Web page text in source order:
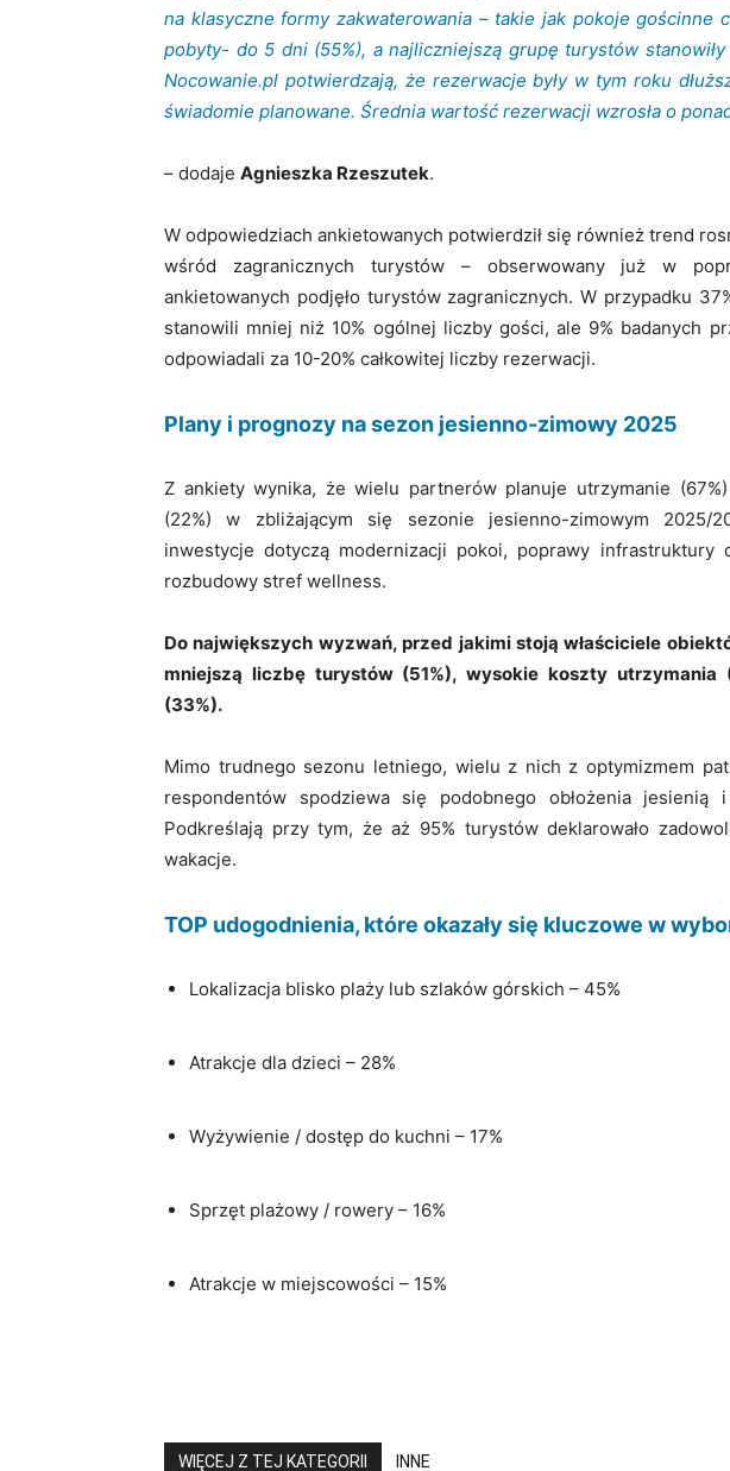
na klasyczne formy zakwaterowania – takie jak pokoje gościnne
pobyty- do 5 dni (55%), a najliczniejszą grupę turystów
Nocowanie.pl potwierdzają, że rezerwacje były w tym roku
świadomie planowane. Średnia wartość rezerwacji wzrosła o
– dodaje Agnieszka Rzeszutek.
W odpowiedziach ankietowanych potwierdził się również trend
wśród zagranicznych turystów – obserwowany już w
ankietowanych podjęło turystów zagranicznych. W przypadku
stanowili mniej niż 10% ogólnej liczby gości, ale 9% badanych
odpowiadali za 10-20% całkowitej liczby rezerwacji.
Plany i prognozy na sezon jesienno-zimowy 2025
Z ankiety wynika, że wielu partnerów planuje utrzymanie
(22%) w zbliżającym się sezonie jesienno-zimowym 2025/
inwestycje dotyczą modernizacji pokoi, poprawy
rozbudowy stref wellness.
Do największych wyzwań, przed jakimi stoją właściciele
mniejszą liczbę turystów (51%), wysokie koszty utrzymania
(33%).
Mimo trudnego sezonu letniego, wielu z nich z optymizmem
respondentów spodziewa się podobnego obłożenia
Podkreślają przy tym, że aż 95% turystów deklarowało
wakacje.
TOP udogodnienia, które okazały się kluczowe w
Lokalizacja blisko plaży lub szlaków górskich – 45%
Atrakcje dla dzieci – 28%
Wyżywienie / dostęp do kuchni – 17%
Sprzęt plażowy / rowery – 16%
Atrakcje w miejscowości – 15%
WIĘCEJ Z TEJ KATEGORII INNE